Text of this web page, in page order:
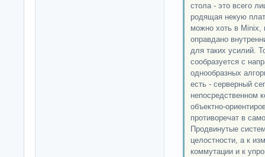
стола - это всего
родящая некую
можно хоть в Minix,
оправдано
для таких усилий.
сообразуется с
однообразных
есть - серверный
непосредственном
объектно-
противоречат в
Продвинутые
целостности, а к
коммутации и к